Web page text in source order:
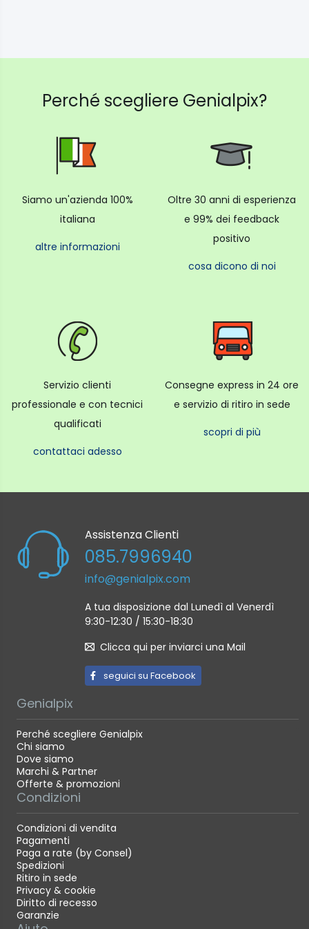
Perché scegliere Genialpix?
Siamo un'azienda 100%
italiana
altre informazioni
Oltre 30 anni di esperienza
e 99% dei feedback
positivo
cosa dicono di noi
Servizio clienti
professionale e con tecnici
qualificati
contattaci adesso
Consegne express in 24 ore
e servizio di ritiro in sede
scopri di più
Assistenza Clienti
085.7996940
info@genialpix.com
A tua disposizione dal Lunedì al Venerdì
9:30-12:30 / 15:30-18:30
Clicca qui per inviarci una Mail
seguici su Facebook
Genialpix
Perché scegliere Genialpix
Chi siamo
Dove siamo
Marchi & Partner
Offerte & promozioni
Condizioni
Condizioni di vendita
Pagamenti
Paga a rate (by Consel)
Spedizioni
Ritiro in sede
Privacy & cookie
Diritto di recesso
Garanzie